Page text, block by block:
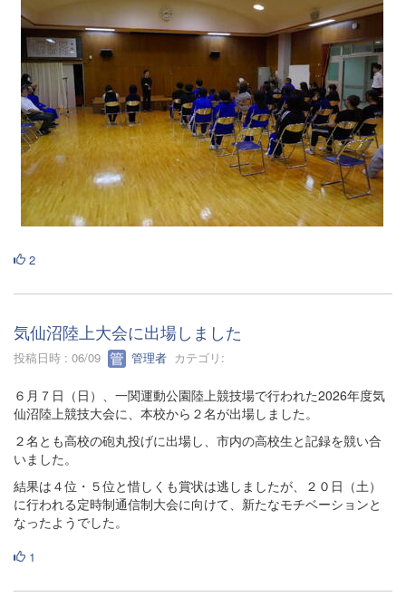
2
気仙沼陸上大会に出場しました
投稿日時 : 06/09 管理者 カテゴリ:
６月７日（日）、一関運動公園陸上競技場で行われた2026年度気
仙沼陸上競技大会に、本校から２名が出場しました。
２名とも高校の砲丸投げに出場し、市内の高校生と記録を競い合
いました。
結果は４位・５位と惜しくも賞状は逃しましたが、２０日（土）
に行われる定時制通信制大会に向けて、新たなモチベーションと
なったようでした。
1